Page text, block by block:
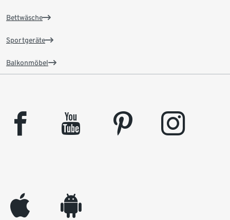
Bettwäsche
Sportgeräte
Balkonmöbel
facebook youtube pinterest instagram
appleinc android